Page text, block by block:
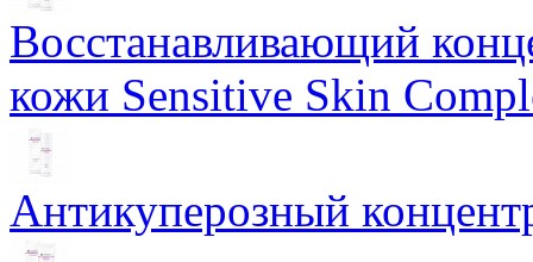
Восстанавливающий
кожи Sensitive Skin
Антикуперозный